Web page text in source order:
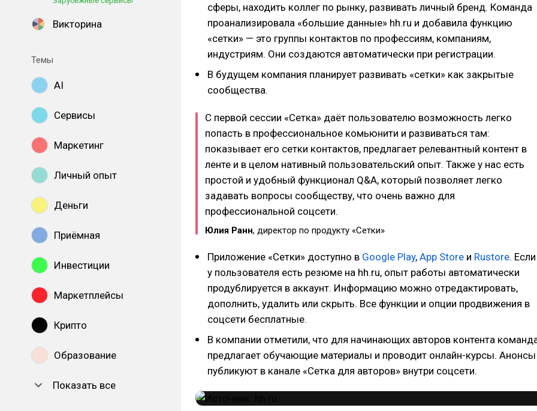
Викторина
Темы
AI
Сервисы
Маркетинг
Личный опыт
Деньги
Приёмная
Инвестиции
Маркетплейсы
Крипто
Образование
Показать все
сферы, находить коллег по рынку, развивать личный бренд. Команда
проанализировала «большие данные» hh.ru и добавила функцию
«сетки» — это группы контактов по профессиям, компаниям,
индустриям. Они создаются автоматически при регистрации.
В будущем компания планирует развивать «сетки» как закрытые
сообщества.
С первой сессии «Сетка» даёт пользователю возможность легко
попасть в профессиональное комьюнити и развиваться там:
показывает его сетки контактов, предлагает релевантный контент в
ленте и в целом нативный пользовательский опыт. Также у нас есть
простой и удобный функционал Q&A, который позволяет легко
задавать вопросы сообществу, что очень важно для
профессиональной соцсети.
Юлия Ранн, директор по продукту «Сетки»
Приложение «Сетки» доступно в Google Play, App Store и Rustore. Если
у пользователя есть резюме на hh.ru, опыт работы автоматически
продублируется в аккаунт. Информацию можно отредактировать,
дополнить, удалить или скрыть. Все функции и опции продвижения в
соцсети бесплатные.
В компании отметили, что для начинающих авторов контента
предлагает обучающие материалы и проводит онлайн-курсы. Анонсы
публикуют в канале «Сетка для авторов» внутри соцсети.